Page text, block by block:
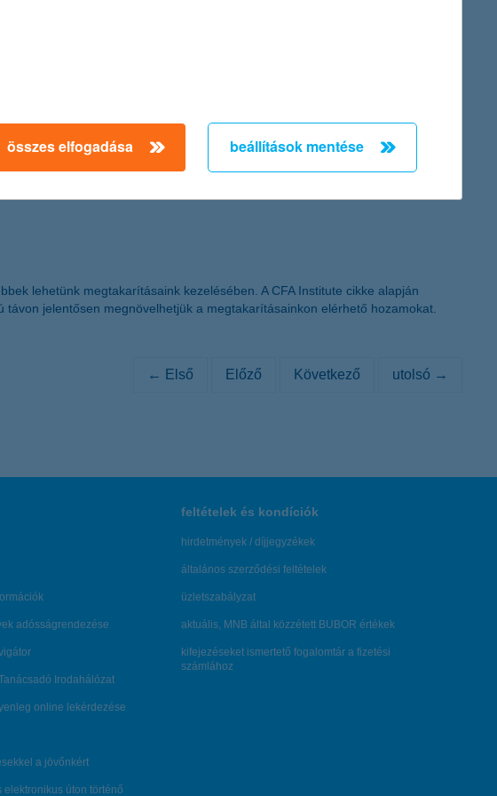
A K&H Alapkezelő összegyűjtötte az öt legfontosabb szabályt
lehetünk megtakarításaink kezelésében. A CFA Institute cikke alapján
jelentősen megnövelhetjük a megtakarításainkon elérhető hozamokat.
← Első Előző Következő utolsó →
adósságrendezése
Irodahálózat
online lekérdezése
a jövőnkért
elektronikus úton történő
feltételek és kondíciók
hirdetmények / díjjegyzékek
általános szerződési feltételek
üzletszabályzat
aktuális, MNB által közzétett BUBOR értékek
kifejezéseket ismertető fogalomtár a fizetési
számlához
összes elfogadása beállítások mentése